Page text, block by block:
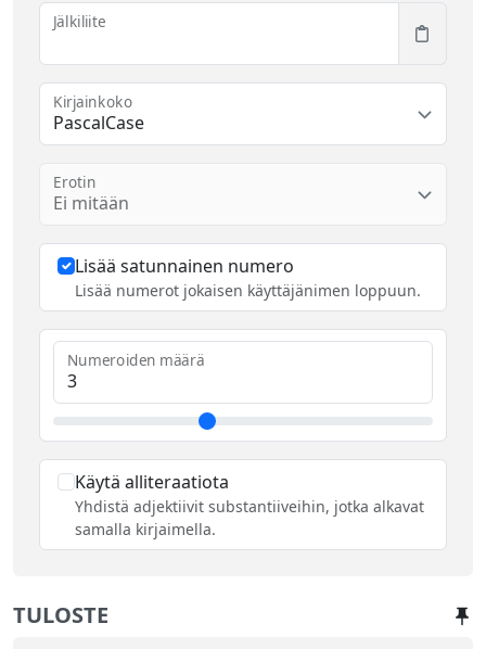
Jälkiliite
PascalCase
Kirjainkoko
Ei mitään
Erotin
Lisää satunnainen numero
Lisää numerot jokaisen käyttäjänimen loppuun.
Numeroiden määrä
Käytä alliteraatiota
Yhdistä adjektiivit substantiiveihin, jotka alkavat
samalla kirjaimella.
TULOSTE